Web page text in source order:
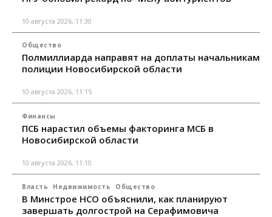
10 августа 2026, 11:30
Общество
Полмиллиарда направят на доплаты начальникам
полиции Новосибирской области
10 августа 2026, 11:15
Финансы
ПСБ нарастил объемы факторинга МСБ в
Новосибирской области
10 августа 2026, 11:10
Власть Недвижимость Общество
В Минстрое НСО объяснили, как планируют
завершать долгострой на Серафимовича